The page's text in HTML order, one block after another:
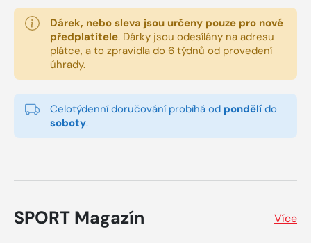
Dárek, nebo sleva jsou určeny pouze pro nové
předplatitele. Dárky jsou odesílány na adresu
plátce, a to zpravidla do 6 týdnů od provedení
úhrady.
Celotýdenní doručování probíhá od pondělí do
soboty.
SPORT Magazín Více